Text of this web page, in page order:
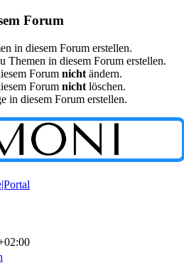
Forum
in diesem Forum erstellen.
Themen in diesem Forum erstellen.
Forum nicht ändern.
Forum nicht löschen.
in diesem Forum erstellen.